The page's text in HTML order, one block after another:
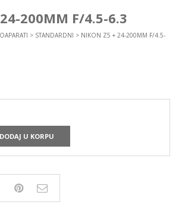
200MM F/4.5-6.3
> STANDARDNI > NIKON Z5 + 24-200MM F/4.5-
DODAJ U KORPU